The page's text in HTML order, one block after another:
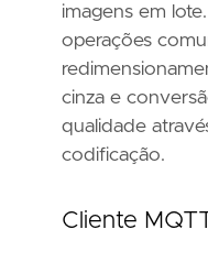
imagens em
operações
cinza e
qualidade
codificação.
Cliente